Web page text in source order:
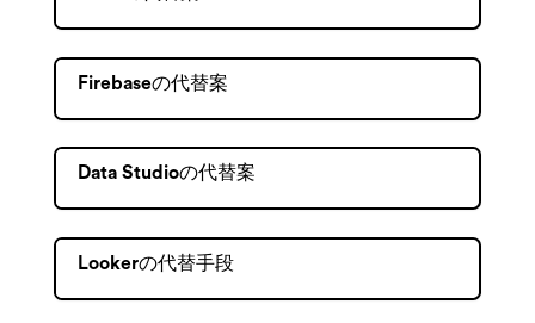
Firebaseの代替案
Data Studioの代替案
Lookerの代替手段